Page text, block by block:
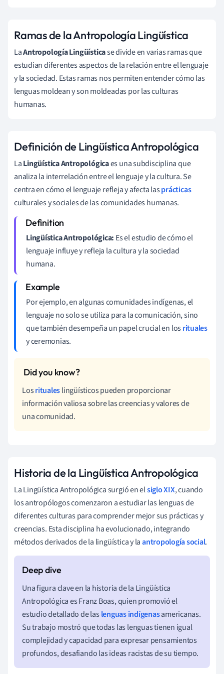
Ramas de la Antropología Lingüística
LaAntropología Lingüísticase divide en varias ramas que
estudian diferentes aspectos de la relación entre el lenguaje
y la sociedad. Estas ramas nos permiten entender cómo las
lenguas moldean y son moldeadas por las culturas
humanas.
Definición de Lingüística Antropológica
LaLingüística Antropológicaes una subdisciplina que
analiza la interrelación entre el lenguaje y la cultura. Se
centra en cómo el lenguaje refleja y afecta lasprácticas
culturales y sociales de las comunidades humanas.
Lingüística Antropológica: Es el estudio de cómo el
lenguaje influye y refleja la cultura y la sociedad
humana.
Por ejemplo, en algunas comunidades indígenas, el
lenguaje no solo se utiliza para la comunicación, sino
que también desempeña un papel crucial en losrituales
y ceremonias.
Losritualeslingüísticos pueden proporcionar
información valiosa sobre las creencias y valores de
una comunidad.
Historia de la Lingüística Antropológica
La Lingüística Antropológica surgió en elsiglo XIX, cuando
los antropólogos comenzaron a estudiar las lenguas de
diferentes culturas para comprender mejor sus prácticas y
creencias. Esta disciplina ha evolucionado, integrando
métodos derivados de la lingüística y laantropología social.
Una figura clave en la historia de la Lingüística
Antropológica es Franz Boas, quien promovió el
estudio detallado de las lenguas indígenasamericanas.
Su trabajo mostró que todas las lenguas tienen igual
complejidad y capacidad para expresar pensamientos
profundos, desafiando las ideas racistas de su tiempo.